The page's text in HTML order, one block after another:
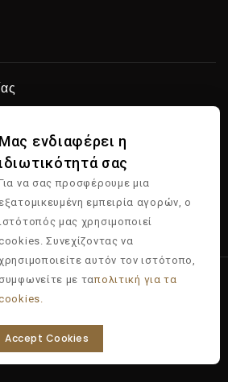
Χερσονήσου, 70014
κομμωτηρίου - Επώνυμα προϊόντα -
& Supported by
Μας ενδιαφέρει η
ιδιωτικότητά σας
να σας προσφέρουμε μια
εξατομικευμένη εμπειρία αγορών, ο
μας χρησιμοποιεί
Συνεχίζοντας να
αυτόν τον ιστότοπο,
συμφωνείτε με ταπολιτική για τα
Accept Cookies